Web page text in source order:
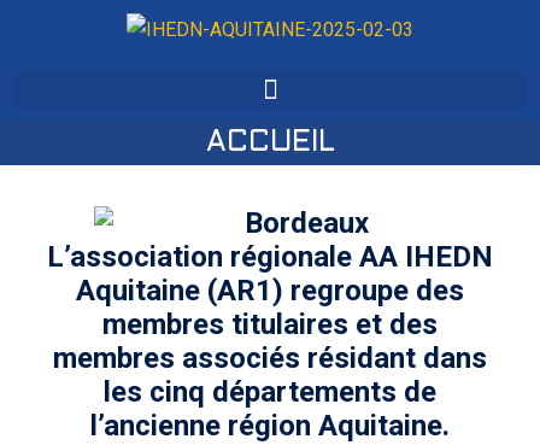
ACCUEIL
L’association régionale AA IHEDN
Aquitaine (AR1) regroupe des
membres titulaires et des
membres associés résidant dans
les cinq départements de
l’ancienne région Aquitaine.